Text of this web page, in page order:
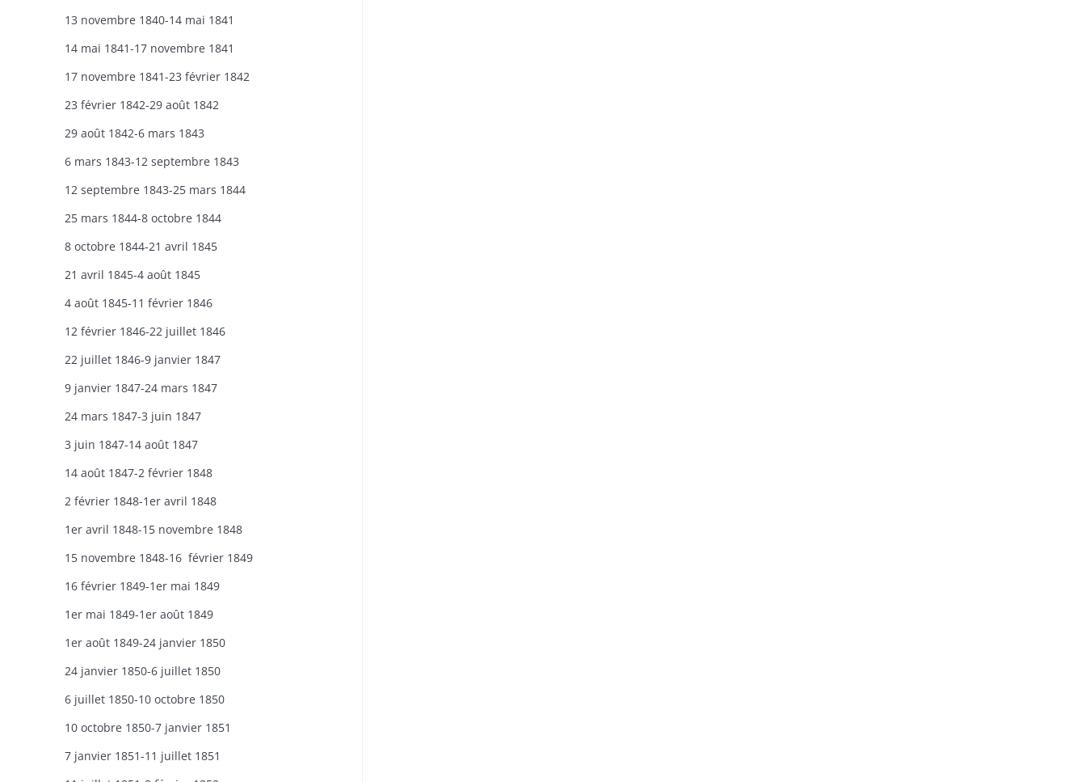
13 novembre 1840-14 mai 1841
14 mai 1841-17 novembre 1841
17 novembre 1841-23 février 1842
​23 février 1842-29 août 1842
29 août 1842-6 mars 1843
6 mars 1843-12 septembre 1843
12 septembre 1843-25 mars 1844
25 mars 1844-8 octobre 1844
8 octobre 1844-21 avril 1845
​21 avril 1845-4 août 1845
4 août 1845-11 février 1846
12 février 1846-22 juillet 1846
22 juillet 1846-9 janvier 1847
9 janvier 1847-24 mars 1847
24 mars 1847-3 juin 1847
3 juin 1847-14 août 1847
14 août 1847-2 février 1848
2 février 1848-1er avril 1848
1er avril 1848-15 novembre 1848
15 novembre 1848-16 février 1849
16 février 1849-1er mai 1849
1er mai 1849-1er août 1849
1er août 1849-24 janvier 1850
24 janvier 1850-6 juillet 1850
6 juillet 1850-10 octobre 1850
10 octobre 1850-7 janvier 1851
7 janvier 1851-11 juillet 1851